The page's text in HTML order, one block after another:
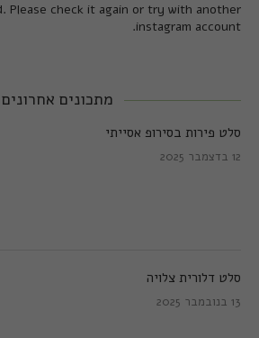
Please check it again or try with another
instagram account.
מתכונים אחרונים
סלט פירות בסירופ אסייתי
12 בדצמבר 2025
סלט דלורית צלויה
13 בנובמבר 2025